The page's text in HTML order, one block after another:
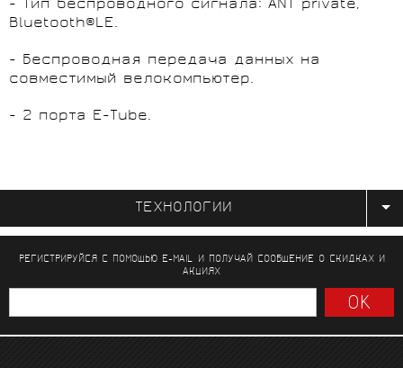
- Тип беспроводного сигнала: ANT private,
Bluetooth®LE.
- Беспроводная передача данных на
совместимый велокомпьютер.
- 2 порта E-Tube.
ТЕХНОЛОГИИ
РЕГИСТРИРУЙСЯ С ПОМОЩЬЮ E-MAIL И ПОЛУЧАЙ СООБЩЕНИЕО СКИДКАХ И
АКЦИЯХ